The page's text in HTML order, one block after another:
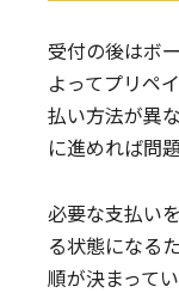
受付の後はボ
よってプリペ
払い方法が異
に進めれば問
必要な支払い
る状態になる
順が決まって